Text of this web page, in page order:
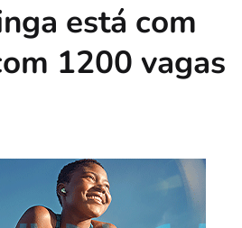
está com
1200 vagas